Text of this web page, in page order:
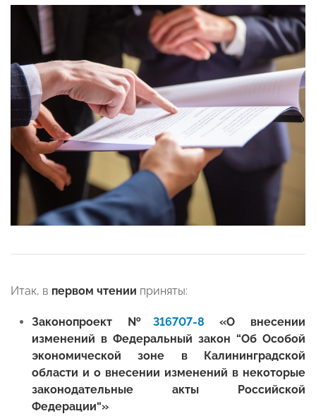
Итак, в первом чтении приняты:
Законопроект № 316707-8 «О внесении
изменений в Федеральный закон “Об Особой
экономической зоне в Калининградской
области и о внесении изменений в некоторые
законодательные акты Российской
Федерации“»